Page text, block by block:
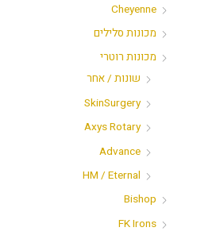
Cheyenne
מכונות סלילים
מכונות רוטרי
שונות / אחר
SkinSurgery
Axys Rotary
Advance
HM / Eternal
Bishop
FK Irons